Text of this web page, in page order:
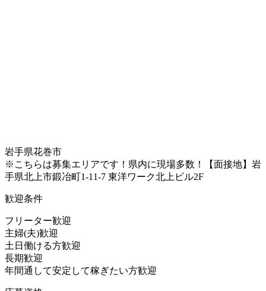
岩手県花巻市
※こちらは募集エリアです！県内に現場多数！【面接地】岩
手県北上市鍛冶町1-11-7 東洋ワーク北上ビル2F
歓迎条件
フリーター歓迎
主婦(夫)歓迎
土日働ける方歓迎
長期歓迎
年間通して安定して稼ぎたい方歓迎